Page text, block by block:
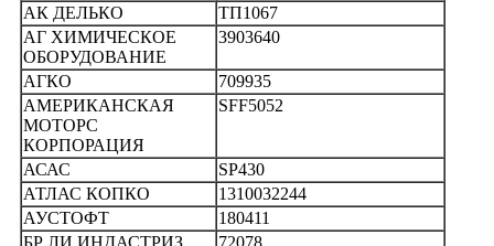
АК ДЕЛЬКО
ТП1067
АГ ХИМИЧЕСКОЕ
ОБОРУДОВАНИЕ
3903640
АГКО
709935
АМЕРИКАНСКАЯ
МОТОРС
КОРПОРАЦИЯ
SFF5052
АСАС
SP430
АТЛАС КОПКО
1310032244
АУСТОФТ
180411